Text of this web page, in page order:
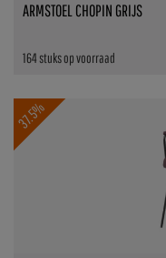
164 stuks op voorraad
ARMSTOEL CHOPIN GRIJS
37.5%